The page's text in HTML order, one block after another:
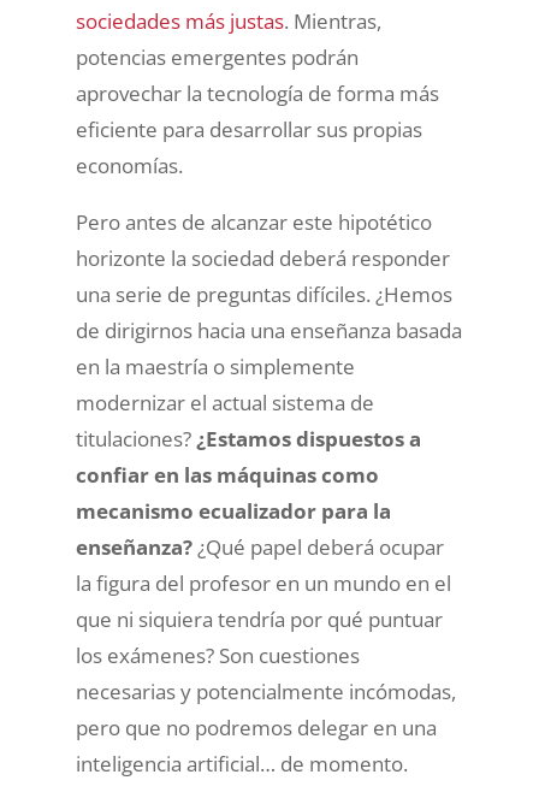
sociedades más justas. Mientras,
potencias emergentes podrán
aprovechar la tecnología de forma más
eficiente para desarrollar sus propias
economías.
Pero antes de alcanzar este hipotético
horizonte la sociedad deberá responder
una serie de preguntas difíciles. ¿Hemos
de dirigirnos hacia una enseñanza basada
en la maestría o simplemente
modernizar el actual sistema de
titulaciones?¿Estamos dispuestos a
confiar en las máquinas como
mecanismo ecualizador para la
enseñanza?¿Qué papel deberá ocupar
la figura del profesor en un mundo en el
que ni siquiera tendría por qué puntuar
los exámenes? Son cuestiones
necesarias y potencialmente incómodas,
pero que no podremos delegar en una
inteligencia artificial… de momento.